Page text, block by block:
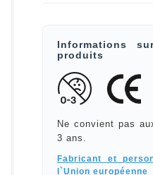
Informations
produits
Ne convient pas
3 ans.
Fabricant et
l`Union européenne